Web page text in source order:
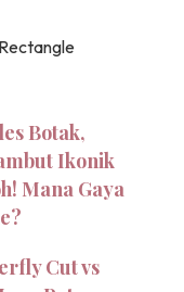
Botak,
Ikonik
Mana Gaya
Cut vs